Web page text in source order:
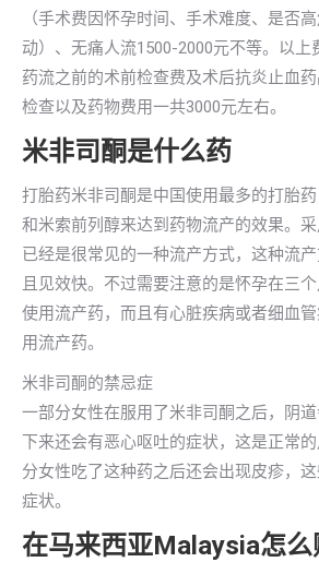
（手术费因怀孕时间、手术难度、是否
动）、无痛人流1500-2000元不等。以上
药流之前的术前检查费及术后抗炎止血
检查以及药物费用一共3000元左右。
米非司酮是什么药
打胎药米非司酮是中国使用最多的打胎
和米索前列醇来达到药物流产的效果。
已经是很常见的一种流产方式，这种流
且见效快。不过需要注意的是怀孕在三
使用流产药，而且有心脏疾病或者细血
用流产药。
米非司酮的禁忌症
一部分女性在服用了米非司酮之后，阴
下来还会有恶心呕吐的症状，这是正常
分女性吃了这种药之后还会出现皮疹，
症状。
在马来西亚Malaysia怎